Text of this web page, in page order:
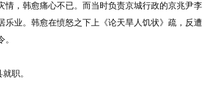
，韩愈痛心不已。而当时负责京城行政的京兆尹李
业。韩愈在愤怒之下上《论天旱人饥状》疏，反遭
职。